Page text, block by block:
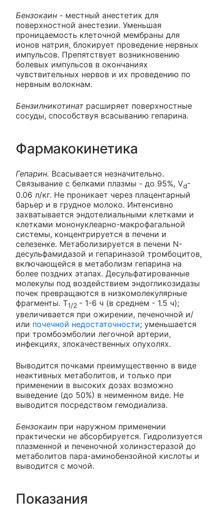
Бензокаин - местный анестетик для
поверхностной анестезии. Уменьшая
проницаемость клеточной мембраны для
ионов натрия, блокирует проведение нервных
импульсов. Препятствует возникновению
болевых импульсов в окончаниях
чувствительных нервов и их проведению по
нервным волокнам.
Бензилникотинат расширяет поверхностные
сосуды, способствуя всасыванию гепарина.
Фармакокинетика
Гепарин. Всасывается незначительно.
Связывание с белками плазмы - до 95%, Vd-
0.06 л/кг. Не проникает через плацентарный
барьер и в грудное молоко. Интенсивно
захватывается эндотелиальными клетками и
клетками мононуклеарно-макрофагальной
системы, концентрируется в печени и
селезенке. Метаболизируется в печени N-
десульфамидазой и гепариназой тромбоцитов,
включающейся в метаболизм гепарина на
более поздних этапах. Десульфатированные
молекулы под воздействием эндогликозидазы
почек превращаются в низкомолекулярные
фрагменты. T1/2 - 1-6 ч (в среднем - 1.5 ч);
увеличивается при ожирении, печеночной и/
или почечной недостаточности; уменьшается
при тромбоэмболии легочной артерии,
инфекциях, злокачественных опухолях.
Выводится почками преимущественно в виде
неактивных метаболитов, и только при
применении в высоких дозах возможно
выведение (до 50%) в неименном виде. Не
выводится посредством гемодиализа.
Бензокаин при наружном применении
практически не абсорбируется. Гидролизуется
плазменной и печеночной холинэстеразой до
метаболитов пара-аминобензойной кислоты и
выводится с мочой.
Показания